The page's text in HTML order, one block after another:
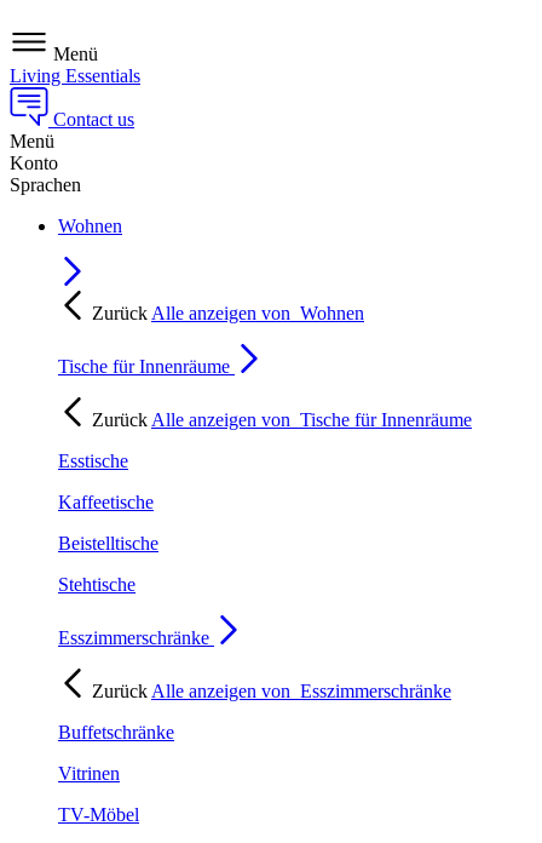
Menü
Living Essentials
Contact us
Menü
Konto
Sprachen
Wohnen
Zurück Alle anzeigen von Wohnen
Tische für Innenräume
Zurück Alle anzeigen von Tische für Innenräume
Esstische
Kaffeetische
Beistelltische
Stehtische
Esszimmerschränke
Zurück Alle anzeigen von Esszimmerschränke
Buffetschränke
Vitrinen
TV-Möbel